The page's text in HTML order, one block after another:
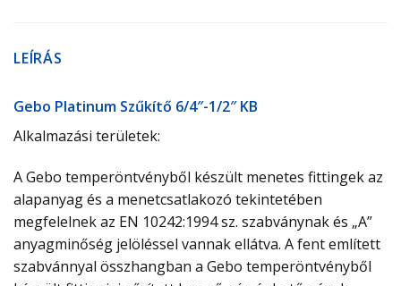
LEÍRÁS
Gebo Platinum Szűkítő 6/4″-1/2″ KB
Alkalmazási területek:
A Gebo temperöntvényből készült menetes fittingek az
alapanyag és a menetcsatlakozó tekintetében
megfelelnek az EN 10242:1994 sz. szabványnak és „A”
anyagminőség jelöléssel vannak ellátva. A fent említett
szabvánnyal összhangban a Gebo temperöntvényből